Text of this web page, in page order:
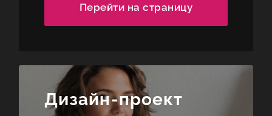
Перейти на страницу
Дизайн-проект